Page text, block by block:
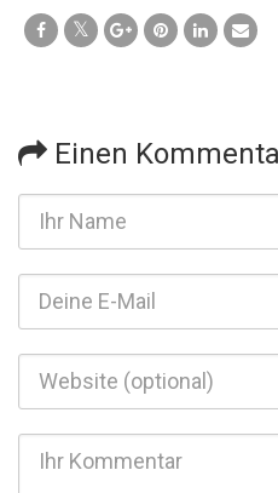
Einen